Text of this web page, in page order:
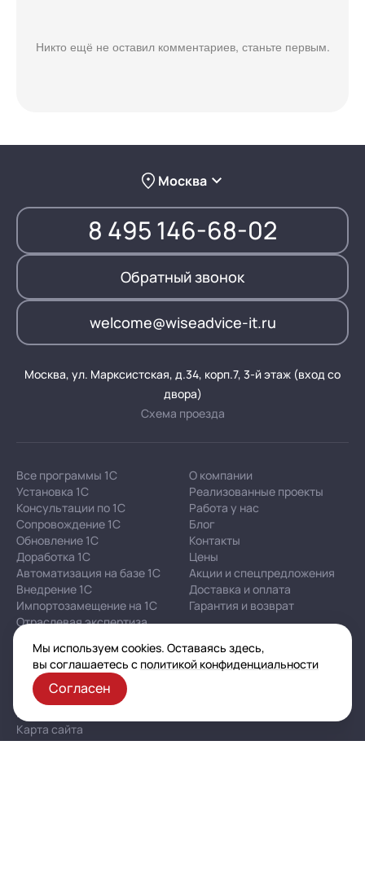
Никто ещё не оставил комментариев, станьте первым.
Москва
8 495 146-68-02
Обратный звонок
welcome@wiseadvice-it.ru
Москва, ул. Марксистская, д.34, корп.7, 3-й этаж (вход со
двора)
Схема проезда
Все программы 1С
Установка 1С
Консультации по 1С
Сопровождение 1С
Обновление 1С
Доработка 1С
Автоматизация на базе 1С
Внедрение 1С
Импортозамещение на 1С
Отраслевая экспертиза
О компании
Реализованные проекты
Работа у нас
Блог
Контакты
Цены
Акции и спецпредложения
Доставка и оплата
Гарантия и возврат
Корпоративная политика в отношении персональных
данных
Политика конфиденциальности
Публичная оферта
Карта сайта
Мы используем cookies. Оставаясь здесь,
вы соглашаетесь с политикой конфиденциальности
Согласен